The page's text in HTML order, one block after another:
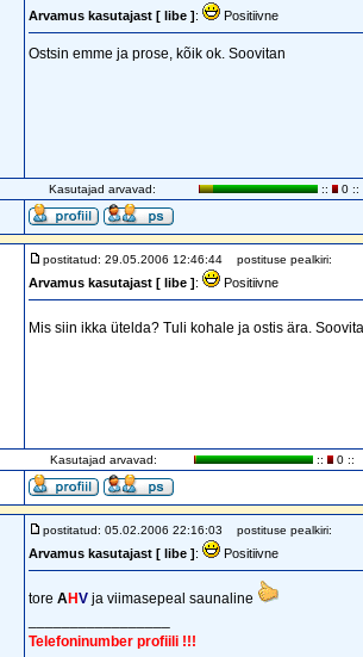
Arvamus kasutajast [ libe ]: Positiivne
Ostsin emme ja prose, kõik ok. Soovitan
Kasutajad arvavad: :: 0 ::
postitatud: 29.05.2006 12:46:44 postituse pealkiri:
Arvamus kasutajast [ libe ]: Positiivne
Mis siin ikka ütelda? Tuli kohale ja ostis ära.
Kasutajad arvavad: :: 0 ::
postitatud: 05.02.2006 22:16:03 postituse pealkiri:
Arvamus kasutajast [ libe ]: Positiivne
tore AHV ja viimasepeal saunaline
Telefoninumber profiili !!!